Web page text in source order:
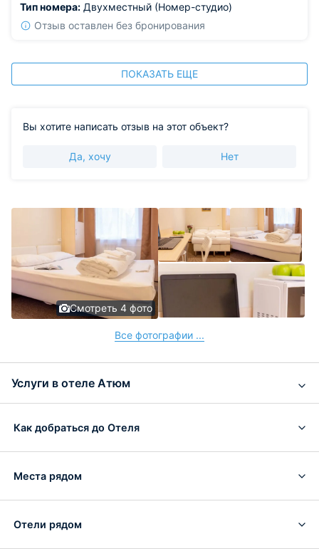
Тип номера: Двухместный (Номер-студио)
Отзыв оставлен без бронирования
ПОКАЗАТЬ ЕЩЕ
Вы хотите написать отзыв на этот объект?
Да, хочу Нет
Смотреть 4 фото
Все фотографии ...
Услуги в отеле Атюм
Как добраться до Отеля
Места рядом
Отели рядом